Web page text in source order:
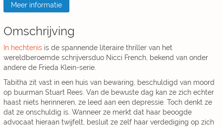
Meer informatie
Omschrijving
In hechtenis is de spannende literaire thriller van het
wereldberoemde schrijversduo Nicci French, bekend van onder
andere de Frieda Klein-serie.
Tabitha zit vast in een huis van bewaring, beschuldigd van moord
op buurman Stuart Rees. Van de bewuste dag kan ze zich echter
haast niets herinneren, ze leed aan een depressie. Toch denkt ze
dat ze onschuldig is. Wanneer ze merkt dat haar beoogde
advocaat hieraan twijfelt, besluit ze zelf haar verdediging op zich